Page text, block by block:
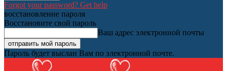
Forgot your password? Get help
восстановление пароля
Восстановите свой пароль
Ваш адрес электронной почты
Пароль будет выслан Вам по электронной почте.